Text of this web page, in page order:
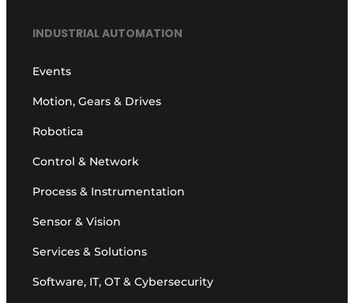
INDUSTRIAL AUTOMATION
Events
Motion, Gears & Drives
Robotica
Control & Network
Process & Instrumentation
Sensor & Vision
Services & Solutions
Software, IT, OT & Cybersecurity